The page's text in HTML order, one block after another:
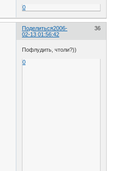
0
Поделиться 36
2006-
02-13 01:56:42
Пофлудить, чтоли?))
0